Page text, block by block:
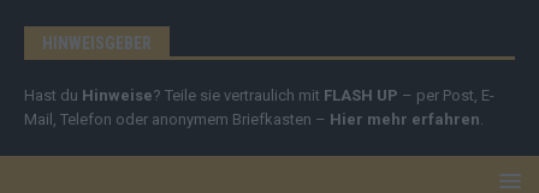
HINWEISGEBER
Hast du Hinweise? Teile sie vertraulich mit FLASH UP – per Post, E-
Mail, Telefon oder anonymem Briefkasten – Hier mehr erfahren